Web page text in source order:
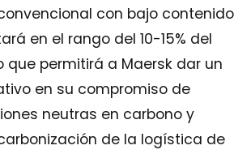
con bajo contenido
en el rango del 10-15% del
que permitirá a Maersk dar un
en su compromiso de
neutras en carbono y
de la logística de